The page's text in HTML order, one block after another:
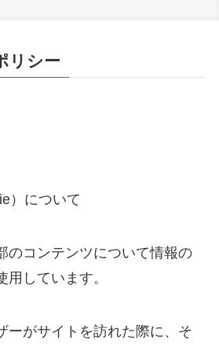
リシー
）について
のコンテンツについて情報の
しています。
ーがサイトを訪れた際に、そ